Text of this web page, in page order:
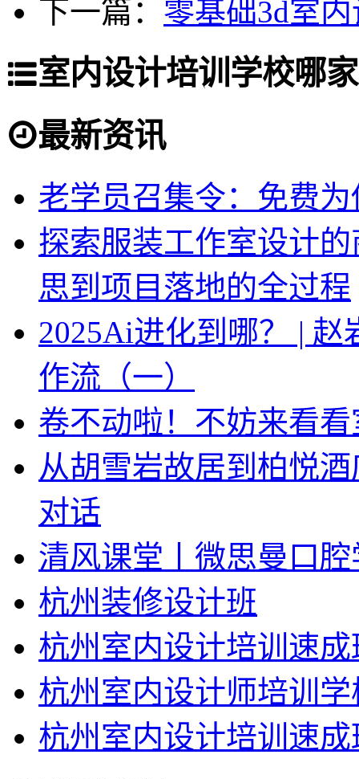
下一篇： 零基础3d室
室内设计培训学校哪
最新资讯
老学员召集令：免费
探索服装工作室设计
思到项目落地的全过程
2025Ai进化到哪？ |
作流（一）
卷不动啦！不妨来看
从胡雪岩故居到柏悦
对话
清风课堂丨微思曼口
杭州装修设计班
杭州室内设计培训速成
杭州室内设计师培训
杭州室内设计培训速成